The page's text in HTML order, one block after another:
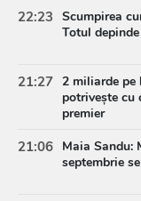
22:23 Scumpirea
Totul
21:27 2 miliarde pe
potrivește cu
premier
21:06 Maia Sandu:
septembrie